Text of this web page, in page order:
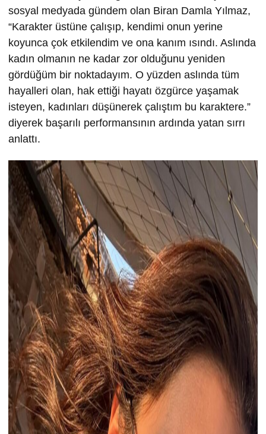
sosyal medyada gündem olan Biran Damla Yılmaz,
“Karakter üstüne çalışıp, kendimi onun yerine
koyunca çok etkilendim ve ona kanım ısındı. Aslında
kadın olmanın ne kadar zor olduğunu yeniden
gördüğüm bir noktadayım. O yüzden aslında tüm
hayalleri olan, hak ettiği hayatı özgürce yaşamak
isteyen, kadınları düşünerek çalıştım bu karaktere.”
diyerek başarılı performansının ardında yatan sırrı
anlattı.